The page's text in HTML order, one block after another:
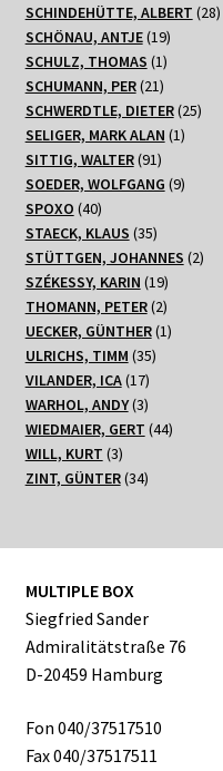
Produkte
SCHINDEHÜTTE, ALBERT 2828
SCHÖNAU, ANTJE 1919
Produkte
SCHULZ, THOMAS 11
Produkt
SCHUMANN, PER 2121
Produkte
SCHWERDTLE, DIETER 2525
SELIGER, MARK ALAN 11
SITTIG, WALTER 9191
Produkte
SOEDER, WOLFGANG 99
SPOXO 4040
Produkte
STAECK, KLAUS 3535
Produkte
STÜTTGEN, JOHANNES 22
SZÉKESSY, KARIN 1919
Produkte
THOMANN, PETER 22
Produkte
UECKER, GÜNTHER 11
ULRICHS, TIMM 3535
VILANDER, ICA 1717
Produkte
WARHOL, ANDY 33
Produkte
WIEDMAIER, GERT 4444
WILL, KURT 33
Produkte
ZINT, GÜNTER 3434
MULTIPLE BOX
Siegfried Sander
Admiralitätstraße 76
D-20459 Hamburg
Fon 040/37517510
Fax 040/37517511